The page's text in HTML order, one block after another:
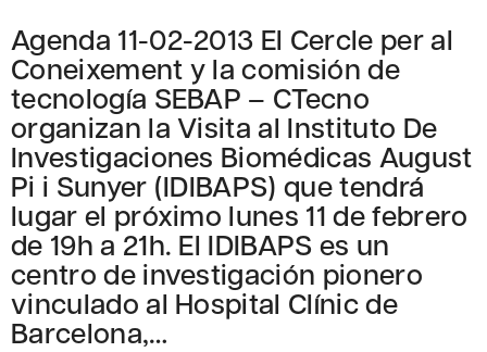
Agenda 11-02-2013 El Cercle per al
Coneixement y la comisión de
tecnología SEBAP – CTecno
organizan la Visita al Instituto De
Investigaciones Biomédicas August
Pi i Sunyer (IDIBAPS) que tendrá
lugar el próximo lunes 11 de febrero
de 19h a 21h. El IDIBAPS es un
centro de investigación pionero
vinculado al Hospital Clínic de
Barcelona,…